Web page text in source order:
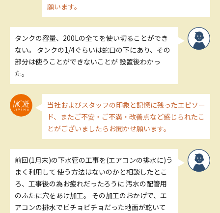
願います。
タンクの容量、200Lの全てを使い切ることができ
ない。 タンクの1/4ぐらいは蛇口の下にあり、その
部分は使うことができないことが 設置後わかっ
た。
当社およびスタッフの印象と記憶に残ったエピソー
ド、またご不安・ご不満・改善点など感じられたこ
とがございましたらお聞かせ願います。
前回(1月末)の下水管の工事を(エアコンの排水に)う
まく利用して 使う方法はないのかと相談したとこ
ろ、工事後の為お疲れだったろうに 汚水の配管用
のふたに穴をあけ加工。 その加工のおかげで、エ
アコンの排水でビチョビチョだった地面が乾いて